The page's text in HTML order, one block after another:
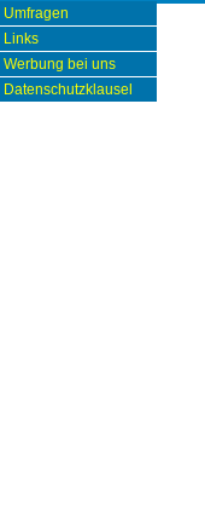
Umfragen
Links
Werbung bei uns
Datenschutzklausel